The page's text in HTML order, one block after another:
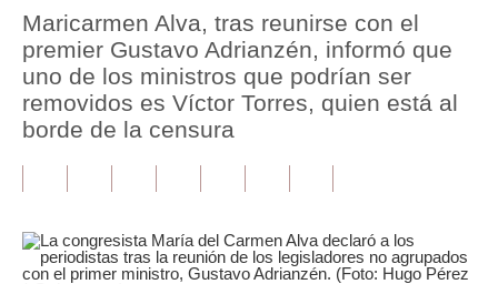
Política
Tu Dinero
Finanzas Personales
Plus G
Opinión
Maricarmen Alva, tras reunirse con el
premier Gustavo Adrianzén, informó que
uno de los ministros que podrían ser
removidos es Víctor Torres, quien está al
borde de la censura